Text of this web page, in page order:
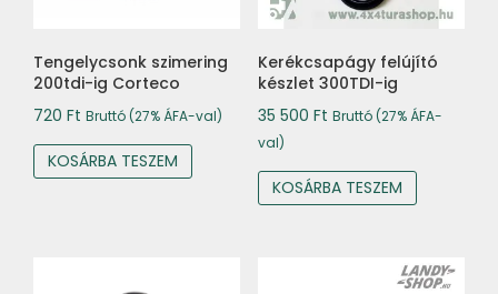
Tengelycsonk szimering
200tdi-ig Corteco
720 Ft Bruttó (27% ÁFA-val)
KOSÁRBA TESZEM
Kerékcsapágy felújító
készlet 300TDI-ig
35 500 Ft Bruttó (27% ÁFA-
val)
KOSÁRBA TESZEM